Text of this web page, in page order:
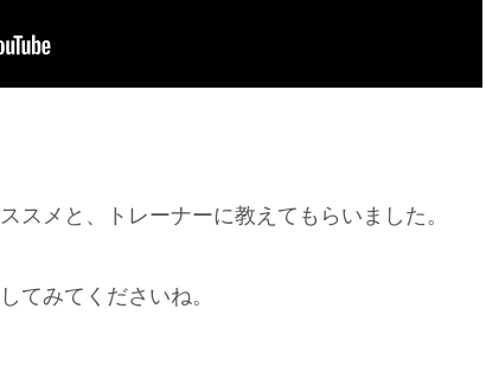
スメと、トレーナーに教えてもらいました。
てみてくださいね。